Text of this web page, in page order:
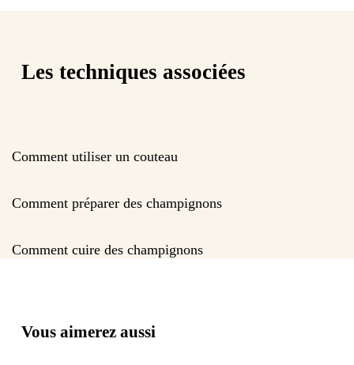
Les techniques associées
Comment utiliser un couteau
Comment préparer des champignons
Comment cuire des champignons
Vous aimerez aussi